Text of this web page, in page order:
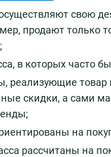
свою
продают только
в которых часто
реализующие
скидки, а сами
на
рассчитаны на